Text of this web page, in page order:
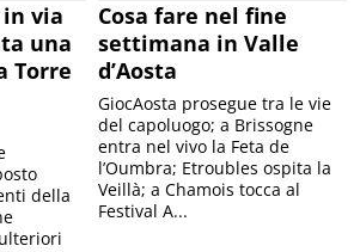
in via
una
Torre
della
Cosa fare nel fine
settimana in Valle
d’Aosta
GiocAosta prosegue tra le vie
del capoluogo; a Brissogne
entra nel vivo la Feta de
l’Oumbra; Etroubles ospita la
Veillà; a Chamois tocca al
Festival A...